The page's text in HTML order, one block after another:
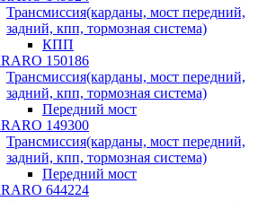
Трансмиссия(карданы, мост передний,
задний, кпп, тормозная система)
КПП
150186
Трансмиссия(карданы, мост передний,
задний, кпп, тормозная система)
Передний мост
149300
Трансмиссия(карданы, мост передний,
задний, кпп, тормозная система)
Передний мост
644224